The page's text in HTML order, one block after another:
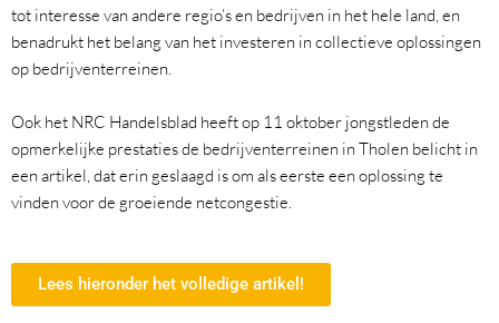
tot interesse van andere regio’s en bedrijven in het hele land, en
benadrukt het belang van het investeren in collectieve oplossingen
op bedrijventerreinen.
Ook het NRC Handelsblad heeft op 11 oktober jongstleden de
opmerkelijke prestaties de bedrijventerreinen in Tholen belicht in
een artikel, dat erin geslaagd is om als eerste een oplossing te
vinden voor de groeiende netcongestie.
Lees hieronder het volledige artikel!